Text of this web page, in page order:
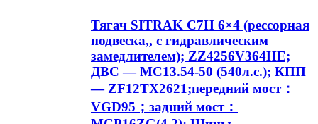
Тягач SITRAK С7Н 6×4 (рессорная
подвеска,, с гидравлическим
замедлителем); ZZ4256V364HE;
ДВС — MC13.54-50 (540л.с.); КПП
— ZF12TX2621;передний мост：
VGD95；задний мост：